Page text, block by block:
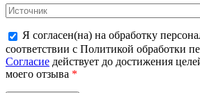
Я согласен(на) на обработку
соответствии с Политикой обработки
Согласие действует до достижения
моего отзыва *